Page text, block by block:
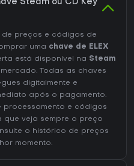
Steam ou CD Key
preços e códigos de
uma chave de ELEX
está disponível na Steam
Todas as chaves
digitalmente e
após o pagamento.
processamento e códigos
veja sempre o preço
o histórico de preços
momento.